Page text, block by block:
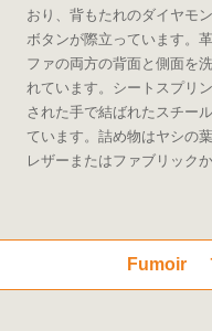
おり、背もたれのダイヤモ
ボタンが際立っています。
ファの両方の背面と側面を
れています。シートスプリ
された手で結ばれたスチー
ています。詰め物はヤシの
レザーまたはファブリック
Fumoir